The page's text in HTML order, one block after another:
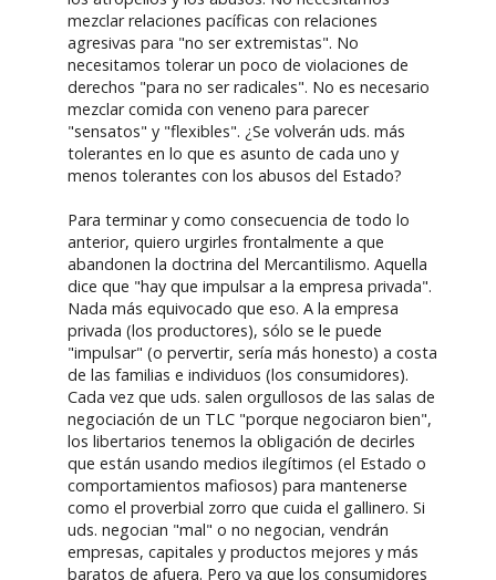
mezclar relaciones pacíficas con relaciones
agresivas para "no ser extremistas". No
necesitamos tolerar un poco de violaciones de
derechos "para no ser radicales". No es necesario
mezclar comida con veneno para parecer
"sensatos" y "flexibles". ¿Se volverán uds. más
tolerantes en lo que es asunto de cada uno y
menos tolerantes con los abusos del Estado?
Para terminar y como consecuencia de todo lo
anterior, quiero urgirles frontalmente a que
abandonen la doctrina del Mercantilismo. Aquella
dice que "hay que impulsar a la empresa privada".
Nada más equivocado que eso. A la empresa
privada (los productores), sólo se le puede
"impulsar" (o pervertir, sería más honesto) a costa
de las familias e individuos (los consumidores).
Cada vez que uds. salen orgullosos de las salas de
negociación de un TLC "porque negociaron bien",
los libertarios tenemos la obligación de decirles
que están usando medios ilegítimos (el Estado o
comportamientos mafiosos) para mantenerse
como el proverbial zorro que cuida el gallinero. Si
uds. negocian "mal" o no negocian, vendrán
empresas, capitales y productos mejores y más
baratos de afuera. Pero ya que los consumidores